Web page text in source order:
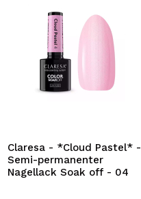
Claresa - *Cloud Pastel* -
Semi-permanenter
Nagellack Soak off - 04